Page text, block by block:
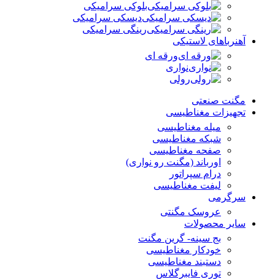
بلوکی سرامیکی
دیسکی سرامیکی
رینگی سرامیکی
آهنرباهای لاستیکی
ورقه ای
نواری
رولی
مگنت صنعتی
تجهیزات مغناطیسی
میله مغناطیسی
شبکه مغناطیسی
صفحه مغناطیسی
اورباند (مگنت رو نواری)
درام سپراتور
لیفت مغناطیسی
سرگرمی
عروسک مگنتی
سایر محصولات
بج سینه- گرین مگنت
خودکار مغناطیسی
دستبند مغناطیسی
توری فایبرگلاس